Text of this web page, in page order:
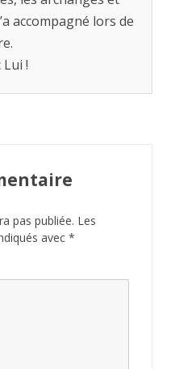
accompagné lors de
!
pas publiée. Les
avec *